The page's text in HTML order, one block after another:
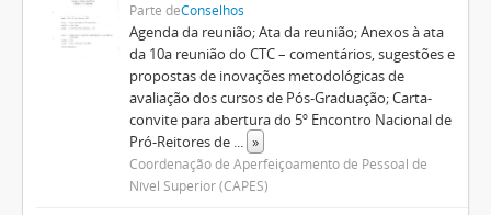
Parte deConselhos
Agenda da reunião; Ata da reunião; Anexos à ata
da 10a reunião do CTC – comentários, sugestões e
propostas de inovações metodológicas de
avaliação dos cursos de Pós-Graduação; Carta-
convite para abertura do 5º Encontro Nacional de
Pró-Reitores de ... »
Coordenação de Aperfeiçoamento de Pessoal de
Nível Superior (CAPES)